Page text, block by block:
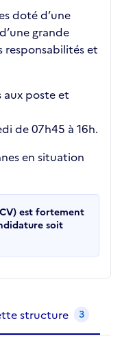
doté d’une
grande
responsabilités et
aux poste et
de 07h45 à 16h.
en situation
est fortement
soit
structure 3